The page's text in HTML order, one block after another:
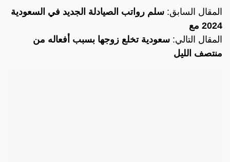
المقال السابق: سلم رواتب الصيادلة الجديد في السعودية
2024 مع
المقال التالي: سعودية تخلع زوجها بسبب أفعاله من
منتصف الليل